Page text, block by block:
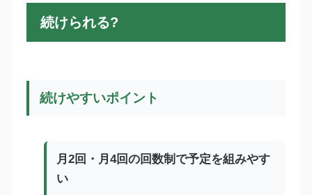
続けられる?
続けやすいポイント
月2回・月4回の回数制で予定を組みやす
い